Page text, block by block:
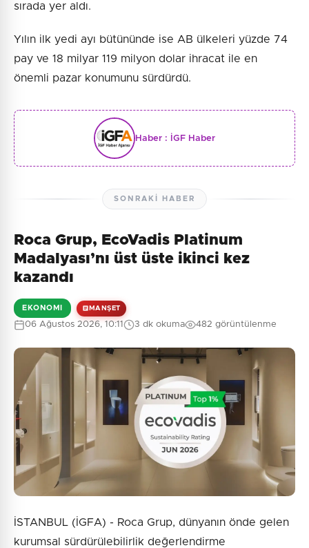
sırada yer aldı.
Yılın ilk yedi ayı bütününde ise AB ülkeleri yüzde 74
pay ve 18 milyar 119 milyon dolar ihracat ile en
önemli pazar konumunu sürdürdü.
Haber : İGF Haber
SONRAKI HABER
Roca Grup, EcoVadis Platinum
Madalyası’nı üst üste ikinci kez
kazandı
EKONOMI MANŞET
06 Ağustos 2026, 10:11 3 dk okuma 482 görüntülenme
İSTANBUL (İGFA) - Roca Grup, dünyanın önde gelen
kurumsal sürdürülebilirlik değerlendirme